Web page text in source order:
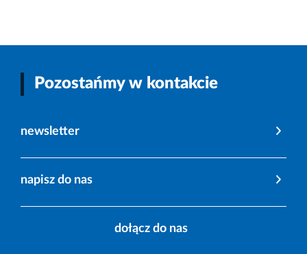
Pozostańmy w kontakcie
newsletter
napisz do nas
dołącz do nas